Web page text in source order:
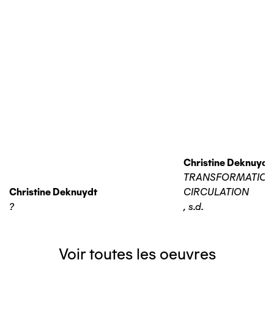
Christine Deknuydt
?
Christine Deknuydt
TRANSFORMATION
CIRCULATION
, s.d.
Voir toutes les oeuvres